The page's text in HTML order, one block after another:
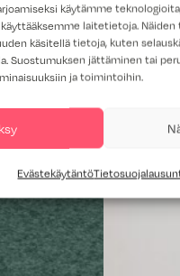
käytämme
laitetietoja. Näiden
käsitellä tietoja, kuten
Suostumuksen jättäminen tai
ja toimintoihin.
Evästekäytäntö